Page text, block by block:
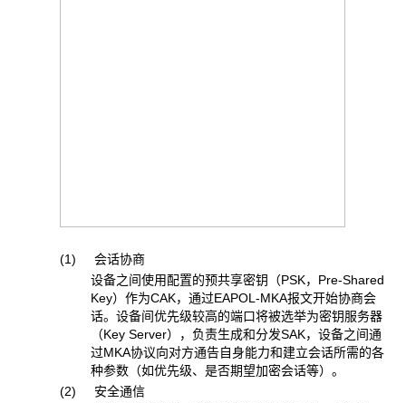
(1) 会话协商
设备之间使用配置的预共享密钥（PSK，Pre-Shared
Key）作为CAK，通过EAPOL-MKA报文开始协商会
话。设备间优先级较高的端口将被选举为密钥服务器
（Key Server），负责生成和分发SAK，设备之间通
过MKA协议向对方通告自身能力和建立会话所需的各
种参数（如优先级、是否期望加密会话等）。
(2) 安全通信